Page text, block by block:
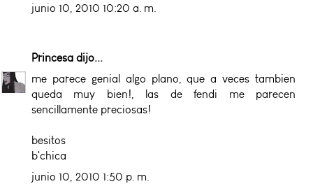
junio 10, 2010 10:20 a. m.
Princesa dijo...
me parece genial algo plano, que a veces tambien
queda muy bien!, las de fendi me parecen
sencillamente preciosas!
besitos
b'chica
junio 10, 2010 1:50 p. m.